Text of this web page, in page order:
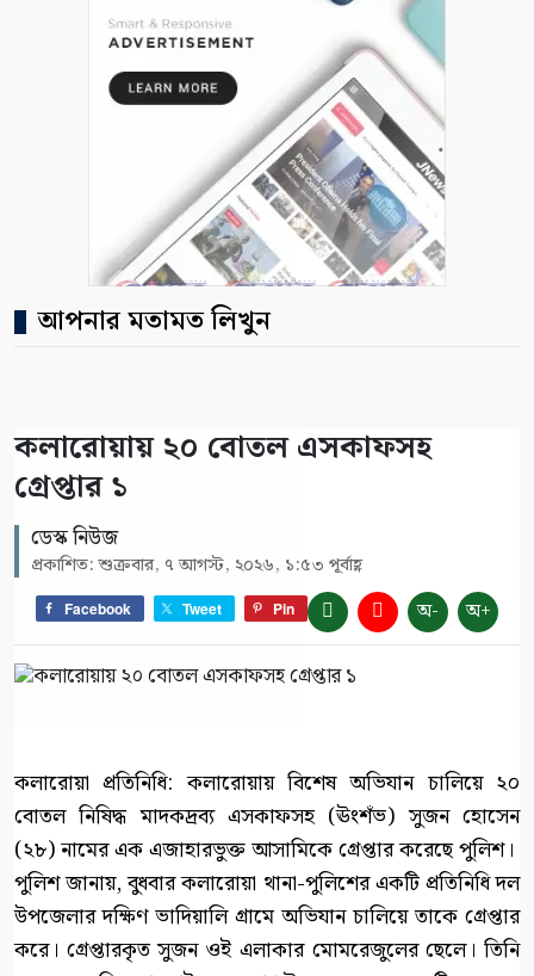
আপনার মতামত লিখুন
কলারোয়ায় ২০ বোতল এসকাফসহ
গ্রেপ্তার ১
ডেস্ক নিউজ
প্রকাশিত: শুক্রবার, ৭ আগস্ট, ২০২৬, ১:৫৩ পূর্বাহ্ণ
Facebook Tweet Pin অ- অ+
কলারোয়া প্রতিনিধি: কলারোয়ায় বিশেষ অভিযান চালিয়ে ২০
বোতল নিষিদ্ধ মাদকদ্রব্য এসকাফসহ (ঊংশঁভ) সুজন হোসেন
(২৮) নামের এক এজাহারভুক্ত আসামিকে গ্রেপ্তার করেছে পুলিশ।
পুলিশ জানায়, বুধবার কলারোয়া থানা-পুলিশের একটি প্রতিনিধি দল
উপজেলার দক্ষিণ ভাদিয়ালি গ্রামে অভিযান চালিয়ে তাকে গ্রেপ্তার
করে। গ্রেপ্তারকৃত সুজন ওই এলাকার মোমরেজুলের ছেলে। তিনি